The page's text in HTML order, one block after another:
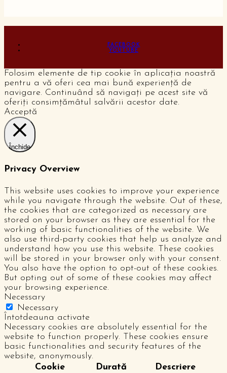
FACEBOOK
YOUTUBE
Folosim elemente de tip cookie în aplicația noastră
pentru a vă oferi cea mai bună experiență de
navigare. Continuând să navigați pe acest site vă
oferiți consimțămâtul salvării acestor date.
Acceptă
Închide
Privacy Overview
This website uses cookies to improve your experience
while you navigate through the website. Out of these,
the cookies that are categorized as necessary are
stored on your browser as they are essential for the
working of basic functionalities of the website. We
also use third-party cookies that help us analyze and
understand how you use this website. These cookies
will be stored in your browser only with your consent.
You also have the option to opt-out of these cookies.
But opting out of some of these cookies may affect
your browsing experience.
Necessary
Necessary
Întotdeauna activate
Necessary cookies are absolutely essential for the
website to function properly. These cookies ensure
basic functionalities and security features of the
website, anonymously.
Cookie
Durată Descriere